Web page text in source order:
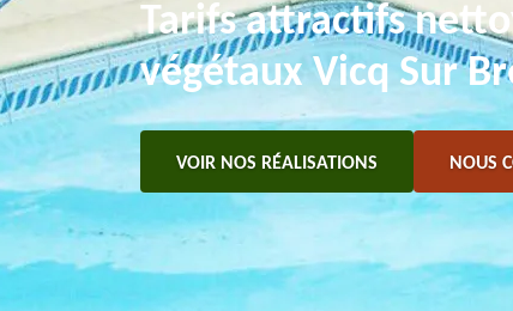
Tarifs attractifs
végétaux Vicq Sur
VOIR NOS RÉALISATIONS NOUS